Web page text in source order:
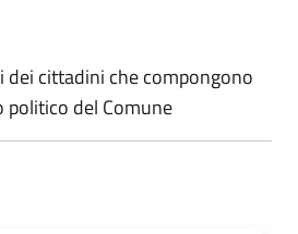
dei cittadini che compongono
politico del Comune